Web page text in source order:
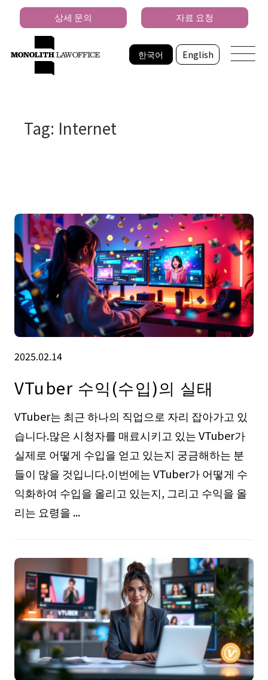
한국어 English
상세 문의 자료 요청
Tag: Internet
2025.02.14
VTuber 수익(수입)의 실태
VTuber는 최근 하나의 직업으로 자리 잡아가고 있
습니다.많은 시청자를 매료시키고 있는 VTuber가
실제로 어떻게 수입을 얻고 있는지 궁금해하는 분
들이 많을 것입니다.이번에는 VTuber가 어떻게 수
익화하여 수입을 올리고 있는지, 그리고 수익을 올
리는 요령을 ...